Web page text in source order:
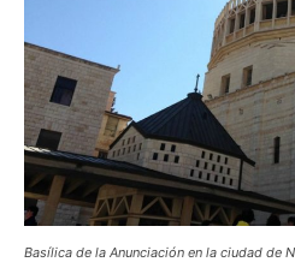
Basílica de la Anunciación en la ciudad de